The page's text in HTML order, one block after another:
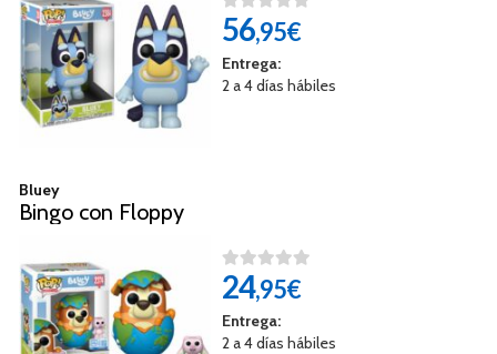
56,95€
Entrega:
2 a 4 días hábiles
Bluey
Bingo con Floppy
24,95€
Entrega:
2 a 4 días hábiles